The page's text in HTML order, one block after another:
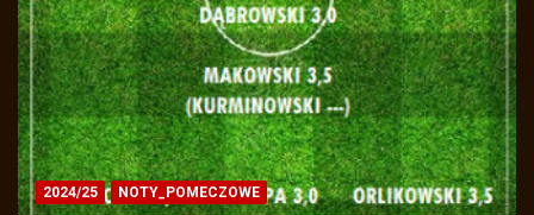
2024/25 NOTY_POMECZOWE